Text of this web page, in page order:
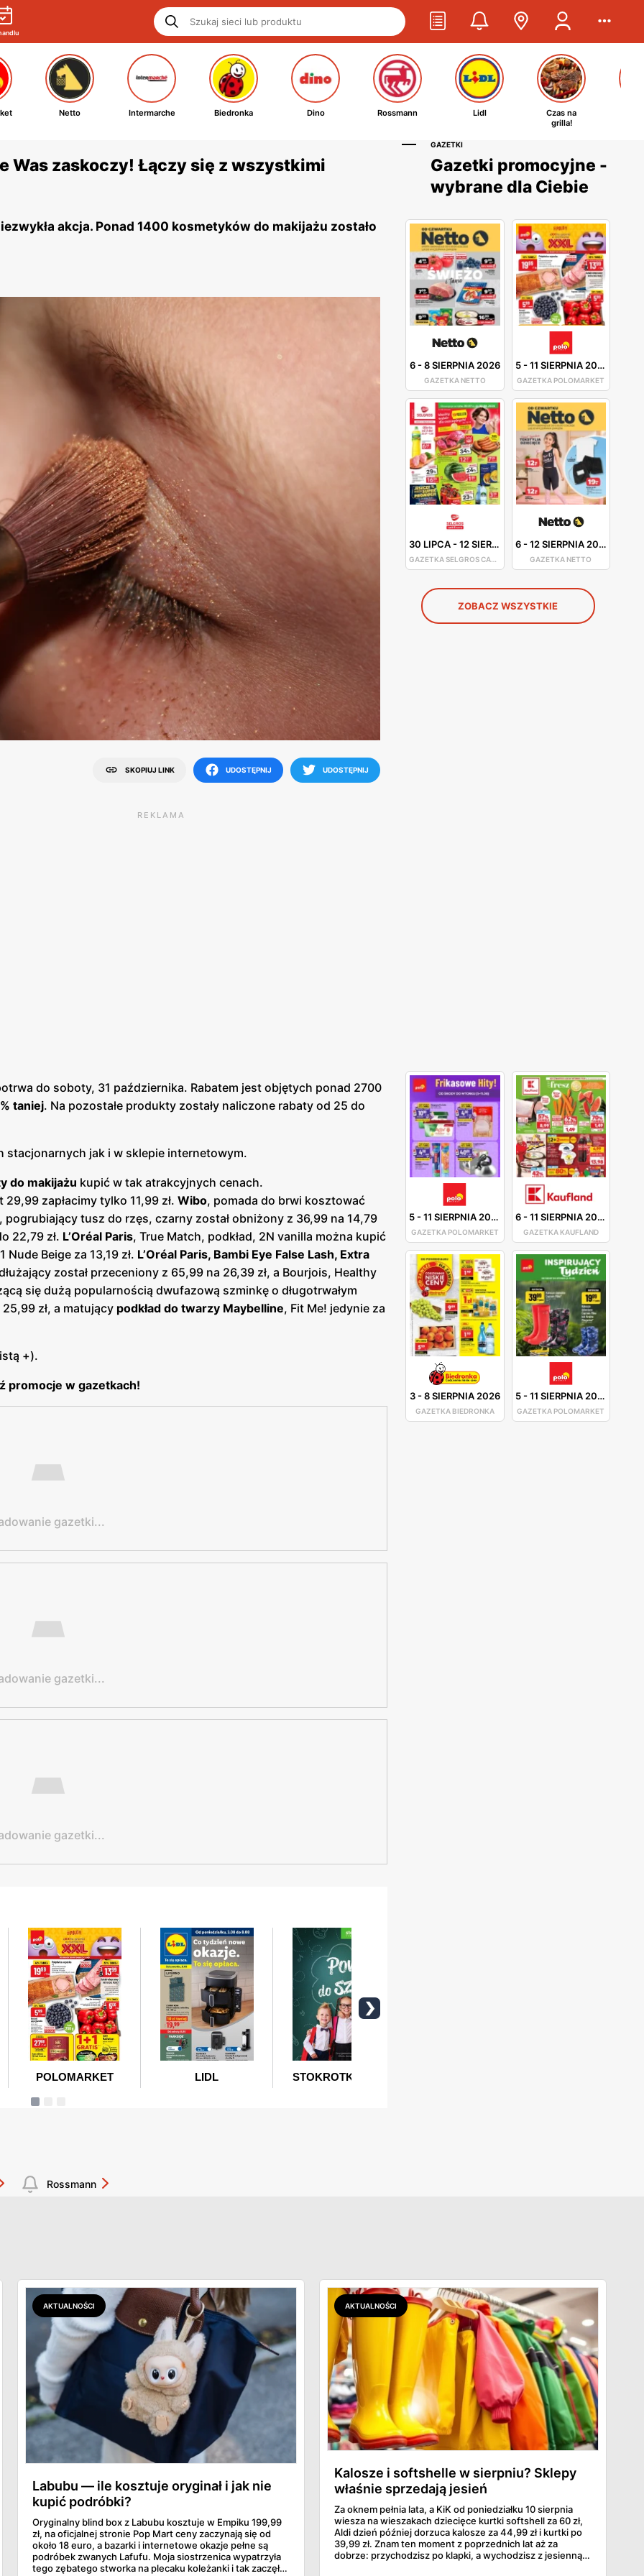
Netto Intermarche Biedronka Dino Rossmann Lidl
Czas na
grilla!
Was zaskoczy! Łączy się z wszystkimi
akcja. Ponad 1400 kosmetyków do makijażu zostało
SKOPIUJ LINK UDOSTĘPNIJ UDOSTĘPNIJ
GAZETKI
Gazetki promocyjne -
wybrane dla Ciebie
6-8 SIERPNIA 2026
GAZETKA NETTO
5-11 SIERPNIA 2026
GAZETKA POLOMARKET
30 LIPCA-12 SIERPNIA 2026
GAZETKA SELGROS CASH&CARRY
6-12 SIERPNIA 2026
GAZETKA NETTO
ZOBACZ WSZYSTKIE
5-11 SIERPNIA 2026
GAZETKA POLOMARKET
6-11 SIERPNIA 2026
GAZETKA KAUFLAND
3-8 SIERPNIA 2026
GAZETKA BIEDRONKA
5-11 SIERPNIA 2026
GAZETKA POLOMARKET
REKLAMA
do soboty, 31 października. Rabatem jest objętych ponad 2700
taniej. Na pozostałe produkty zostały naliczone rabaty od 25 do
stacjonarnych jak i w sklepie internetowym.
do makijażu kupić w tak atrakcyjnych cenach.
zapłacimy tylko 11,99 zł. Wibo, pomada do brwi kosztować
pogrubiający tusz do rzęs, czarny został obniżony z 36,99 na 14,79
22,79 zł. L’Oréal Paris, True Match, podkład, 2N vanilla można kupić
Beige za 13,19 zł. L’Oréal Paris, Bambi Eye False Lash, Extra
został przeceniony z 65,99 na 26,39 zł, a Bourjois, Healthy
się dużą popularnością dwufazową szminkę o długotrwałym
zł, a matujący podkład do twarzy Maybelline, Fit Me! jedynie za
+).
promocje w gazetkach!
gazetki...
gazetki...
gazetki...
Rossmann
AKTUALNOŚCI
Labubu — ile kosztuje oryginał i jak nie
kupić podróbki?
Oryginalny blind box z Labubu kosztuje w Empiku 199,99
zł, na oficjalnej stronie Pop Mart ceny zaczynają się od
około 18 euro, a bazarki i internetowe okazje pełne są
podróbek zwanych Lafufu. Moja siostrzenica wypatrzyła
tego zębatego stworka na plecaku koleżanki i tak zaczęło
AKTUALNOŚCI
Kalosze i softshelle w sierpniu? Sklepy
właśnie sprzedają jesień
Za oknem pełnia lata, a KiK od poniedziałku 10 sierpnia
wiesza na wieszakach dziecięce kurtki softshell za 60 zł,
Aldi dzień później dorzuca kalosze za 44,99 zł i kurtki po
39,99 zł. Znam ten moment z poprzednich lat aż za
dobrze: przychodzisz po klapki, a wychodzisz z jesienną